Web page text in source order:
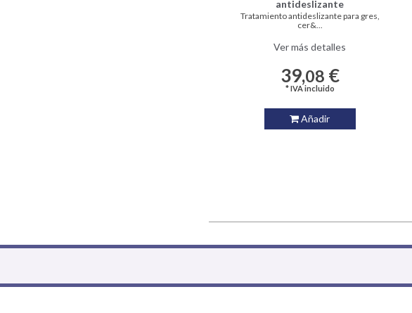
antideslizante
Tratamiento antideslizante para gres,
cer&...
Ver más detalles
39,08 €
* IVA incluido
Añadir